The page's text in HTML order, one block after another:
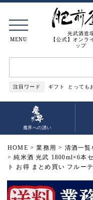
光武酒造
【公式】オンラ
ップ
注目ワード ギフト とっても
MENU
魔界への誘い
HOME 業務用
清酒一覧
純米酒 光武 1800ml×6本
ト お得 まとめ買い フルーテ